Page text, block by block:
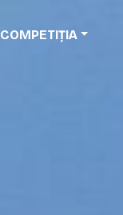
COMPETIȚIA